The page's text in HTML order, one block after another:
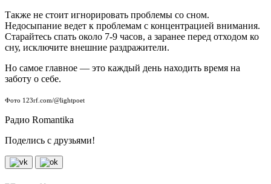
Также не стоит игнорировать проблемы со сном.
Недосыпание ведет к проблемам с концентрацией внимания.
Старайтесь спать около 7-9 часов, а заранее перед отходом ко
сну, исключите внешние раздражители.
Но самое главное — это каждый день находить время на
заботу о себе.
Фото 123rf.com/@lightpoet
Радио Romantika
Поделись с друзьями!